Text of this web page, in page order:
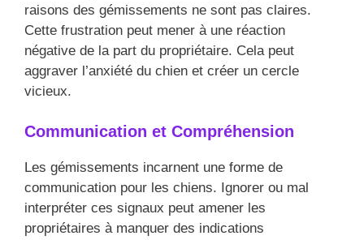
raisons des gémissements ne sont pas claires.
Cette frustration peut mener à une réaction
négative de la part du propriétaire. Cela peut
aggraver l’anxiété du chien et créer un cercle
vicieux.
Communication et Compréhension
Les gémissements incarnent une forme de
communication pour les chiens. Ignorer ou mal
interpréter ces signaux peut amener les
propriétaires à manquer des indications